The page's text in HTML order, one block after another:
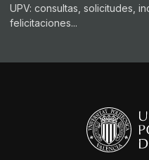
UPV: consultas, solicitudes,
felicitaciones...